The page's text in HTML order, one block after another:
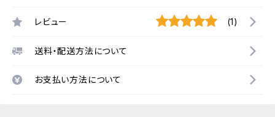
レビュー (1)
送料・配送方法について
お支払い方法について